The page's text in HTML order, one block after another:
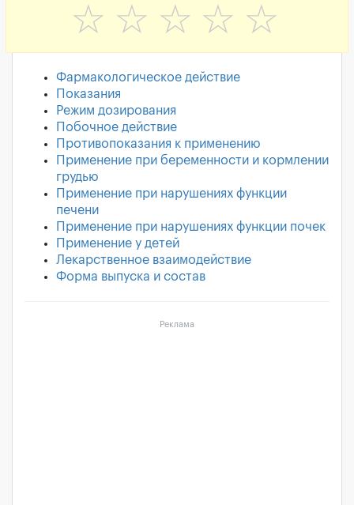
☆
☆
☆
☆
☆
Фармакологическое действие
Показания
Режим дозирования
Побочное действие
Противопоказания к применению
Применение при беременности и кормлении
грудью
Применение при нарушениях функции
печени
Применение при нарушениях функции почек
Применение у детей
Лекарственное взаимодействие
Форма выпуска и состав
Реклама